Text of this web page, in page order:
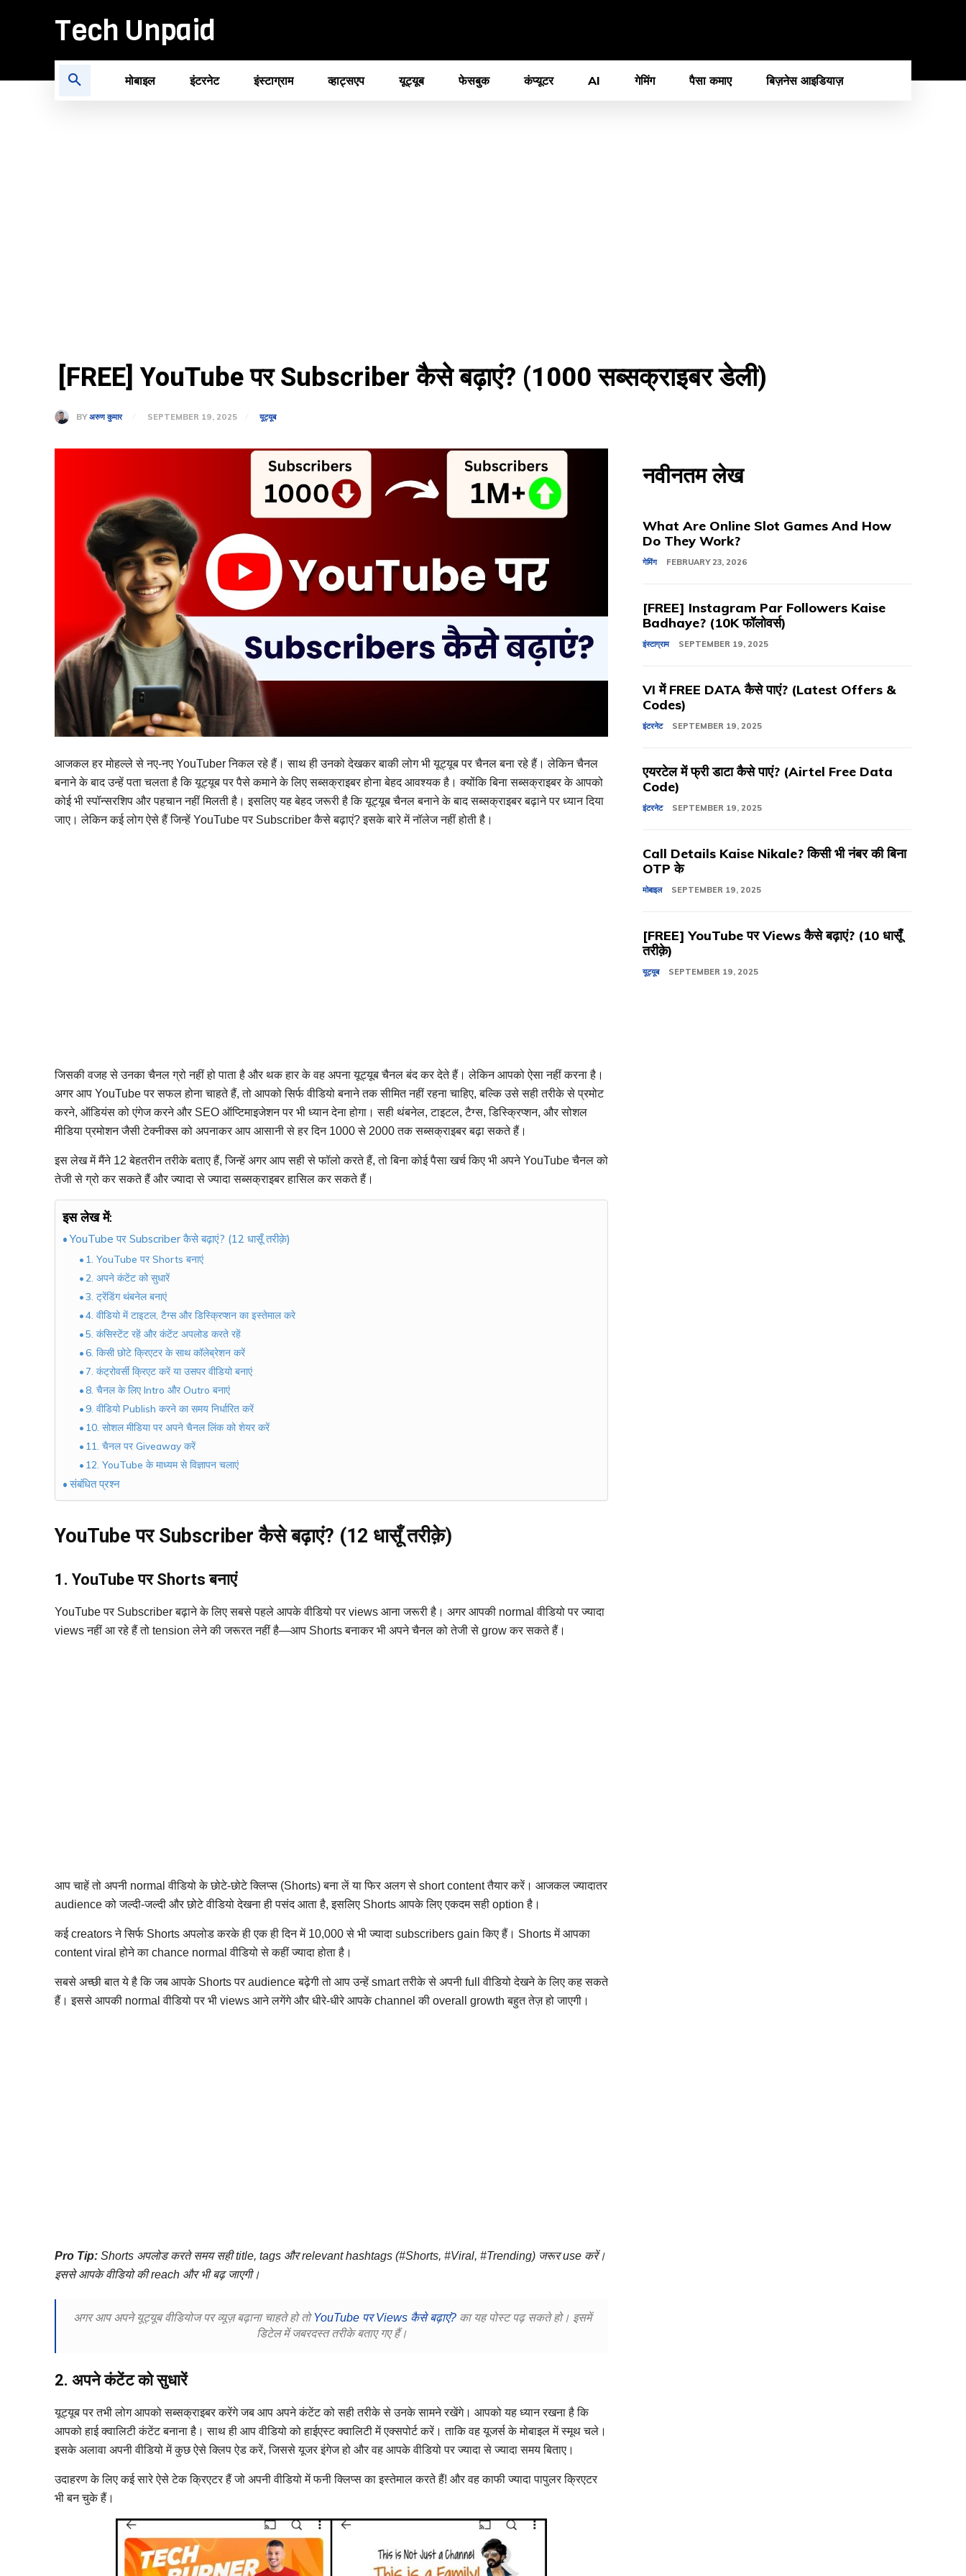
Tech Unpaid
मोबाइल इंटरनेट इंस्टाग्राम व्हाट्सएप यूट्यूब फेसबुक कंप्यूटर AI गेमिंग पैसा कमाए बिज़नेस आइडियाज़
[FREE] YouTube पर Subscriber कैसे बढ़ाएं? (1000 सब्सक्राइबर डेली)
BY अरुण कुमार SEPTEMBER 19, 2025 यूट्यूब
आजकल हर मोहल्ले से नए-नए YouTuber निकल रहे हैं। साथ ही उनको देखकर बाकी लोग भी यूट्यूब पर चैनल बना रहे हैं। लेकिन चैनल
बनाने के बाद उन्हें पता चलता है कि यूट्यूब पर पैसे कमाने के लिए सब्सक्राइबर होना बेहद आवश्यक है। क्योंकि बिना सब्सक्राइबर के आपको
कोई भी स्पॉन्सरशिप और पहचान नहीं मिलती है। इसलिए यह बेहद जरूरी है कि यूट्यूब चैनल बनाने के बाद सब्सक्राइबर बढ़ाने पर ध्यान दिया
जाए। लेकिन कई लोग ऐसे हैं जिन्हें YouTube पर Subscriber कैसे बढ़ाएं? इसके बारे में नॉलेज नहीं होती है।
जिसकी वजह से उनका चैनल ग्रो नहीं हो पाता है और थक हार के वह अपना यूट्यूब चैनल बंद कर देते हैं। लेकिन आपको ऐसा नहीं करना है।
अगर आप YouTube पर सफल होना चाहते हैं, तो आपको सिर्फ वीडियो बनाने तक सीमित नहीं रहना चाहिए, बल्कि उसे सही तरीके से प्रमोट
करने, ऑडियंस को एंगेज करने और SEO ऑप्टिमाइजेशन पर भी ध्यान देना होगा। सही थंबनेल, टाइटल, टैग्स, डिस्क्रिप्शन, और सोशल
मीडिया प्रमोशन जैसी टेक्नीक्स को अपनाकर आप आसानी से हर दिन 1000 से 2000 तक सब्सक्राइबर बढ़ा सकते हैं।
इस लेख में मैंने 12 बेहतरीन तरीके बताए हैं, जिन्हें अगर आप सही से फॉलो करते हैं, तो बिना कोई पैसा खर्च किए भी अपने YouTube चैनल को
तेजी से ग्रो कर सकते हैं और ज्यादा से ज्यादा सब्सक्राइबर हासिल कर सकते हैं।
इस लेख में:
YouTube पर Subscriber कैसे बढ़ाएं? (12 धासूँ तरीक़े)
1. YouTube पर Shorts बनाएं
2. अपने कंटेंट को सुधारें
3. ट्रेंडिंग थंबनेल बनाएं
4. वीडियो में टाइटल, टैग्स और डिस्क्रिप्शन का इस्तेमाल करे
5. कंसिस्टेंट रहें और कंटेंट अपलोड करते रहें
6. किसी छोटे क्रिएटर के साथ कॉलेब्रेशन करें
7. कंट्रोवर्सी क्रिएट करें या उसपर वीडियो बनाएं
8. चैनल के लिए Intro और Outro बनाएं
9. वीडियो Publish करने का समय निर्धारित करें
10. सोशल मीडिया पर अपने चैनल लिंक को शेयर करें
11. चैनल पर Giveaway करें
12. YouTube के माध्यम से विज्ञापन चलाएं
संबंधित प्रश्न
YouTube पर Subscriber कैसे बढ़ाएं? (12 धासूँ तरीक़े)
1. YouTube पर Shorts बनाएं
YouTube पर Subscriber बढ़ाने के लिए सबसे पहले आपके वीडियो पर views आना जरूरी है। अगर आपकी normal वीडियो पर ज्यादा
views नहीं आ रहे हैं तो tension लेने की जरूरत नहीं है—आप Shorts बनाकर भी अपने चैनल को तेजी से grow कर सकते हैं।
आप चाहें तो अपनी normal वीडियो के छोटे-छोटे क्लिप्स (Shorts) बना लें या फिर अलग से short content तैयार करें। आजकल ज्यादातर
audience को जल्दी-जल्दी और छोटे वीडियो देखना ही पसंद आता है, इसलिए Shorts आपके लिए एकदम सही option है।
कई creators ने सिर्फ Shorts अपलोड करके ही एक ही दिन में 10,000 से भी ज्यादा subscribers gain किए हैं। Shorts में आपका
content viral होने का chance normal वीडियो से कहीं ज्यादा होता है।
सबसे अच्छी बात ये है कि जब आपके Shorts पर audience बढ़ेगी तो आप उन्हें smart तरीके से अपनी full वीडियो देखने के लिए कह सकते
हैं। इससे आपकी normal वीडियो पर भी views आने लगेंगे और धीरे-धीरे आपके channel की overall growth बहुत तेज़ हो जाएगी।
Pro Tip: Shorts अपलोड करते समय सही title, tags और relevant hashtags (#Shorts, #Viral, #Trending) जरूर use करें।
इससे आपके वीडियो की reach और भी बढ़ जाएगी।
अगर आप अपने यूट्यूब वीडियोज पर व्यूज़ बढ़ाना चाहते हो तोYouTube पर Views कैसे बढ़ाएं?का यह पोस्ट पढ़ सकते हो। इसमें
डिटेल में जबरदस्त तरीके बताए गए हैं।
2. अपने कंटेंट को सुधारें
यूट्यूब पर तभी लोग आपको सब्सक्राइबर करेंगे जब आप अपने कंटेंट को सही तरीके से उनके सामने रखेंगे। आपको यह ध्यान रखना है कि
आपको हाई क्वालिटी कंटेंट बनाना है। साथ ही आप वीडियो को हाईएस्ट क्वालिटी में एक्सपोर्ट करें। ताकि वह यूजर्स के मोबाइल में स्मूथ चले।
इसके अलावा अपनी वीडियो में कुछ ऐसे क्लिप ऐड करें, जिससे यूजर इंगेज हो और वह आपके वीडियो पर ज्यादा से ज्यादा समय बिताए।
उदाहरण के लिए कई सारे ऐसे टेक क्रिएटर हैं जो अपनी वीडियो में फनी क्लिप्स का इस्तेमाल करते हैं! और वह काफी ज्यादा पापुलर क्रिएटर
भी बन चुके हैं।
नवीनतम लेख
What Are Online Slot Games And How
Do They Work?
गेमिंग FEBRUARY 23, 2026
[FREE] Instagram Par Followers Kaise
Badhaye? (10K फॉलोवर्स)
इंस्टाग्राम SEPTEMBER 19, 2025
VI में FREE DATA कैसे पाएं? (Latest Offers &
Codes)
इंटरनेट SEPTEMBER 19, 2025
एयरटेल में फ्री डाटा कैसे पाएं? (Airtel Free Data
Code)
इंटरनेट SEPTEMBER 19, 2025
Call Details Kaise Nikale? किसी भी नंबर की बिना
OTP के
मोबाइल SEPTEMBER 19, 2025
[FREE] YouTube पर Views कैसे बढ़ाएं? (10 धासूँ
तरीक़े)
यूट्यूब SEPTEMBER 19, 2025